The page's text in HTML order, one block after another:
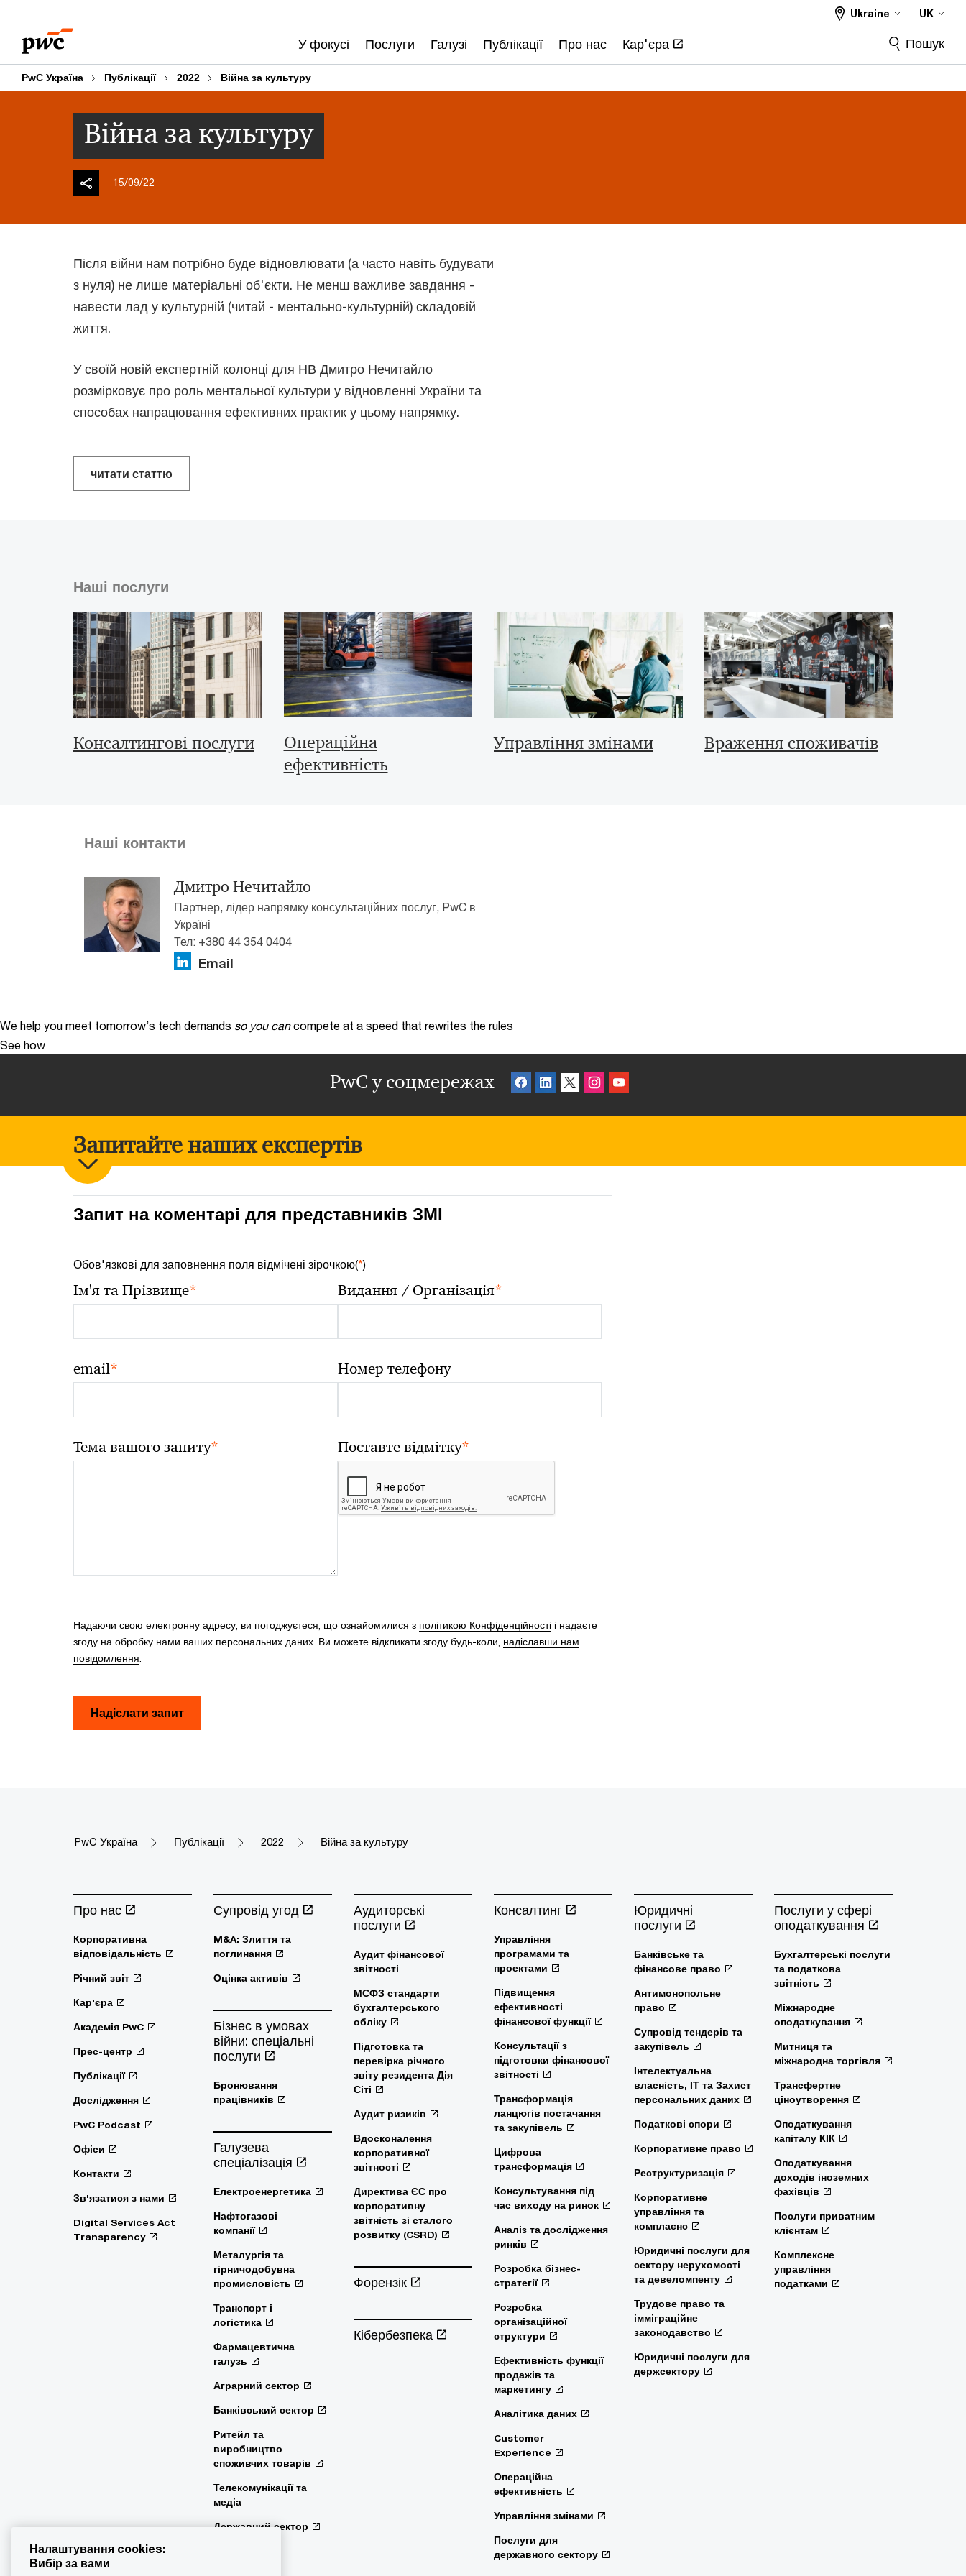
content
footer
У фокусі Послуги Галузі Публікації Про нас Кар'єра
Ukraine UK
Пошук
PwC Україна Публікації 2022 Війна за культуру
Війна за культуру
15/09/22
Після війни нам потрібно буде відновлювати (а часто навіть будувати
з нуля) не лише матеріальні об'єкти. Не менш важливе завдання -
навести лад у культурній (читай - ментально-культурній) складовій
життя.
У своїй новій експертній колонці для НВ Дмитро Нечитайло
розмірковує про роль ментальної культури у відновленні України та
способах напрацювання ефективних практик у цьому напрямку.
читати статтю
Наші послуги
Консалтингові послуги
Операційна
ефективність
Управління змінами Враження споживачів
Наші контакти
Дмитро Нечитайло
Партнер, лідер напрямку консультаційних послуг, PwC в
Україні
Тел: +380 44 354 0404
Email
We help you meet tomorrow’s tech demands so you can compete at a speed that rewrites the rules
See how
PwC у соцмережах
Запитайте наших експертів
Запит на коментарі для представників ЗМІ
Обов'язкові для заповнення поля відмічені зірочкою(*)
Ім'я та Прізвище* Видання / Організація*
email* Номер телефону
Тема вашого запиту* Поставте відмітку*
Надаючи свою електронну адресу, ви погоджуєтеся, що ознайомилися з політикою Конфіденційності і надаєте
згоду на обробку нами ваших персональних даних. Ви можете відкликати згоду будь-коли, надіславши нам
повідомлення.
Надіслати запит
PwC Україна Публікації 2022 Війна за культуру
Про нас
Корпоративна
відповідальність
Річний звіт
Кар'єра
Академія PwC
Прес-центр
Публікації
Дослідження
PwC Podcast
Офіси
Контакти
Зв'язатися з нами
Digital Services Act
Transparency
Супровід угод
M&A: Злиття та
поглинання
Оцінка активів
Бізнес в умовах
війни: спеціальні
послуги
Бронювання
працівників
Галузева
спеціалізація
Електроенергетика
Нафтогазові
компанії
Металургія та
гірничодобувна
промисловість
Транспорт і
логістика
Фармацевтична
галузь
Аграрний сектор
Банківський сектор
Ритейл та
виробництво
споживчих товарів
Телекомунікації та
медіа
Державний сектор
Аудиторські
послуги
Аудит фінансової
звітності
МСФЗ стандарти
бухгалтерського
обліку
Підготовка та
перевірка річного
звіту резидента Дія
Сіті
Аудит ризиків
Вдосконалення
корпоративної
звітності
Директива ЄС про
корпоративну
звітність зі сталого
розвитку (CSRD)
Форензік
Кібербезпека
Консалтинг
Управління
програмами та
проектами
Підвищення
ефективності
фінансової функції
Консультації з
підготовки фінансової
звітності
Трансформація
ланцюгів постачання
та закупівель
Цифрова
трансформація
Консультування під
час виходу на ринок
Аналіз та дослідження
ринків
Розробка бізнес-
стратегії
Розробка
організаційної
структури
Ефективність функції
продажів та
маркетингу
Аналітика даних
Customer
Experience
Операційна
ефективність
Управління змінами
Послуги для
державного сектору
Юридичні
послуги
Банківське та
фінансове право
Антимонопольне
право
Супровід тендерів та
закупівель
Інтелектуальна
власність, ІТ та Захист
персональних даних
Податкові спори
Корпоративне право
Реструктуризація
Корпоративне
управління та
комплаєнс
Юридичні послуги для
сектору нерухомості
та девеломпенту
Трудове право та
імміграційне
законодавство
Юридичні послуги для
держсектору
Послуги у сфері
оподаткування
Бухгалтерські послуги
та податкова
звітність
Міжнародне
оподаткування
Митниця та
міжнародна торгівля
Трансфертне
ціноутворення
Оподаткування
капіталу КІК
Оподаткування
доходів іноземних
фахівців
Послуги приватним
клієнтам
Комплексне
управління
податками
Налаштування cookies:
Вибір за вами